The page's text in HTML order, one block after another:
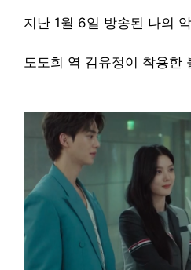
지난 1월 6일 방송된 나의
도도희 역 김유정이 착용한